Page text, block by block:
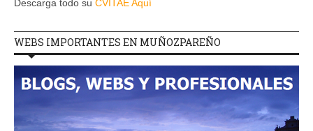
Descarga todo su CVITAE Aquí
WEBS IMPORTANTES EN MUÑOZPAREÑO